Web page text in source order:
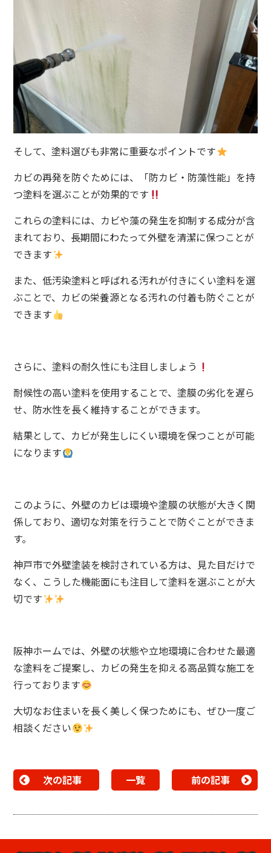
そして、塗料選びも非常に重要なポイントです
カビの再発を防ぐためには、「防カビ・防藻性能」を持
つ塗料を選ぶことが効果的です
これらの塗料には、カビや藻の発生を抑制する成分が含
まれており、長期間にわたって外壁を清潔に保つことが
できます
また、低汚染塗料と呼ばれる汚れが付きにくい塗料を選
ぶことで、カビの栄養源となる汚れの付着も防ぐことが
できます
さらに、塗料の耐久性にも注目しましょう
耐候性の高い塗料を使用することで、塗膜の劣化を遅ら
せ、防水性を長く維持することができます。
結果として、カビが発生しにくい環境を保つことが可能
になります
このように、外壁のカビは環境や塗膜の状態が大きく関
係しており、適切な対策を行うことで防ぐことができま
す。
神戸市で外壁塗装を検討されている方は、見た目だけで
なく、こうした機能面にも注目して塗料を選ぶことが大
切です
阪神ホームでは、外壁の状態や立地環境に合わせた最適
な塗料をご提案し、カビの発生を抑える高品質な施工を
行っております
大切なお住まいを長く美しく保つためにも、ぜひ一度ご
相談ください
次の記事 一覧 前の記事